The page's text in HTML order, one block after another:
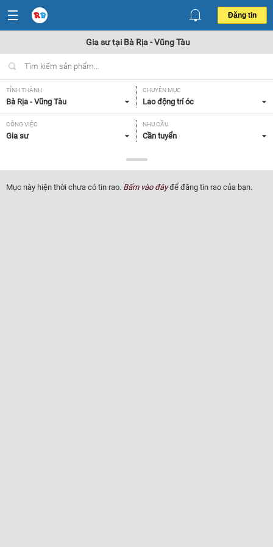
Đăng tin
Gia sư tại Bà Rịa - Vũng Tàu
TỈNH THÀNH
Bà Rịa - Vũng Tàu
CHUYÊN MỤC
Lao động trí óc
CÔNG VIỆC
Gia sư
NHU CẦU
Cần tuyển
Tất cả
Mục này hiện thời chưa có tin rao. Bấm vào đâyđể đăng tin rao của bạn.